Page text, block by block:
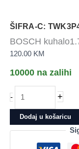
ŠIFRA-C:
BOSCH
120.00 KM
10000 na zalihi
-
kuhalo1.7l;
Snaga
2400
+
Dodaj u košaricu